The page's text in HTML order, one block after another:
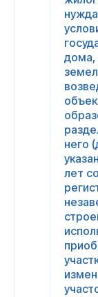
дома,
него
лет